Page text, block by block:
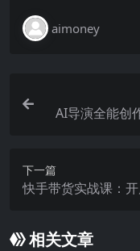
aimoney
AI导演全能创
下一篇
快手带货实战课：
相关文章